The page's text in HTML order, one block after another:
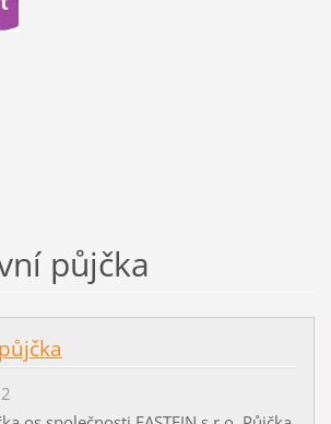
půjčka